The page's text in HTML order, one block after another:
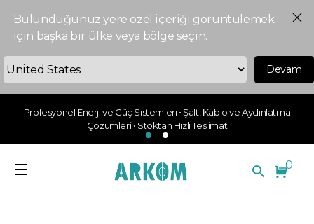
Bulunduğunuz yere özel içeriği görüntülemek
için başka bir ülke veya bölge seçin.
Devam
Profesyonel Enerji ve Güç Sistemleri • Şalt, Kablo ve Aydınlatma
Çözümleri • Stoktan Hızlı Teslimat
0